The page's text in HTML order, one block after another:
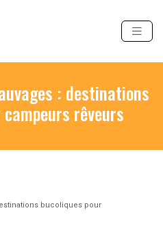
: destinations
rêveurs
bucoliques pour